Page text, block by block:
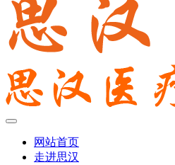
网站首页
走进思汉